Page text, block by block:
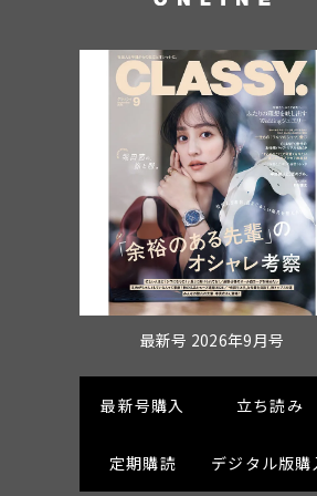
最新号 2026年9月号
最新号購入 立ち読み
定期購読 デジタル版購